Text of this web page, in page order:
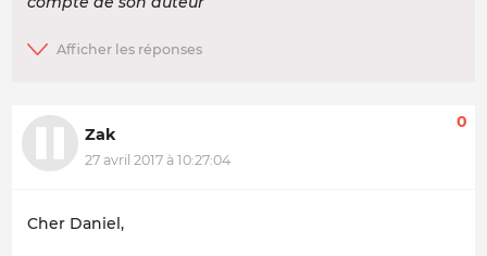
Zak
27 avril 2017 à 10:27:04
0
Cher Daniel,